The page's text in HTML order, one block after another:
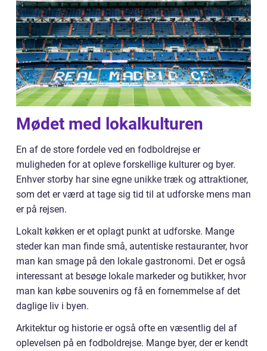
Mødet med lokalkulturen
En af de store fordele ved en fodboldrejse er
muligheden for at opleve forskellige kulturer og byer.
Enhver storby har sine egne unikke træk og attraktioner,
som det er værd at tage sig tid til at udforske mens man
er på rejsen.
Lokalt køkken er et oplagt punkt at udforske. Mange
steder kan man finde små, autentiske restauranter, hvor
man kan smage på den lokale gastronomi. Det er også
interessant at besøge lokale markeder og butikker, hvor
man kan købe souvenirs og få en fornemmelse af det
daglige liv i byen.
Arkitektur og historie er også ofte en væsentlig del af
oplevelsen på en fodboldrejse. Mange byer, der er kendt